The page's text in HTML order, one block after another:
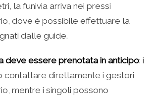
la funivia arriva nei pressi
dove è possibile effettuare la
dalle guide.
deve essere prenotata in anticipo: i
contattare direttamente i gestori
mentre i singoli possono